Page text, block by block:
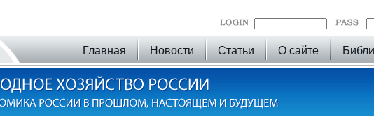
Главная Новости Статьи О сайте